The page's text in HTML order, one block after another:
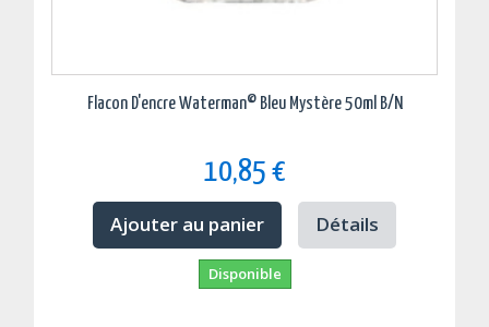
Flacon D'encre Waterman© Bleu Mystère 50ml B/N
10,85 €
Ajouter au panier Détails
Disponible